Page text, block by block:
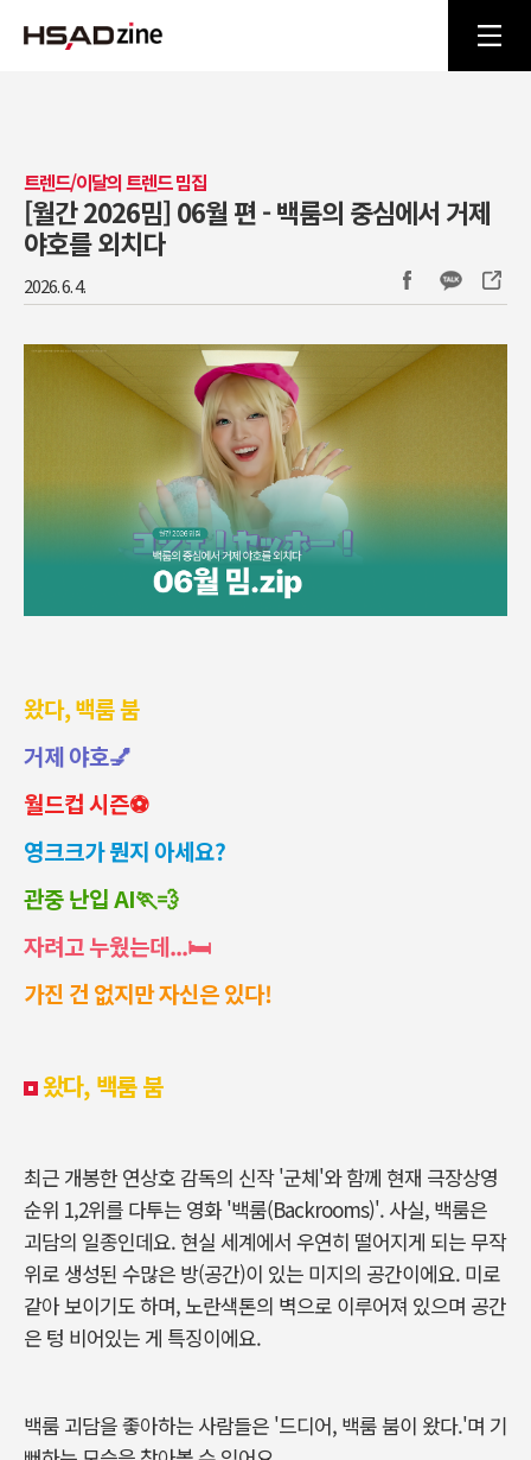
트렌드/이달의 트렌드 밈집
[월간 2026밈] 06월 편 - 백룸의 중심에서 거제
야호를 외치다
2026. 6. 4.
왔다, 백룸 붐
거제 야호💅
월드컵 시즌⚽
영크크가 뭔지 아세요?
관중 난입 AI🏃💨
자려고 누웠는데...🛏️
가진 건 없지만 자신은 있다!
왔다, 백룸 붐
최근 개봉한 연상호 감독의 신작 '군체'와 함께 현재 극장상영
순위 1,2위를 다투는 영화 '백룸(Backrooms)'. 사실, 백룸은
괴담의 일종인데요. 현실 세계에서 우연히 떨어지게 되는 무작
위로 생성된 수많은 방(공간)이 있는 미지의 공간이에요. 미로
같아 보이기도 하며, 노란색톤의 벽으로 이루어져 있으며 공간
은 텅 비어있는 게 특징이에요.
백룸 괴담을 좋아하는 사람들은 '드디어, 백룸 붐이 왔다.'며 기